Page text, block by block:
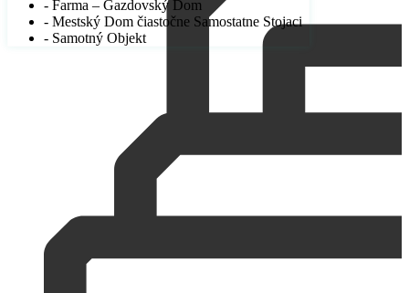
- Farma – Gazdovský Dom
- Mestský Dom čiastočne Samostatne Stojaci
- Samotný Objekt